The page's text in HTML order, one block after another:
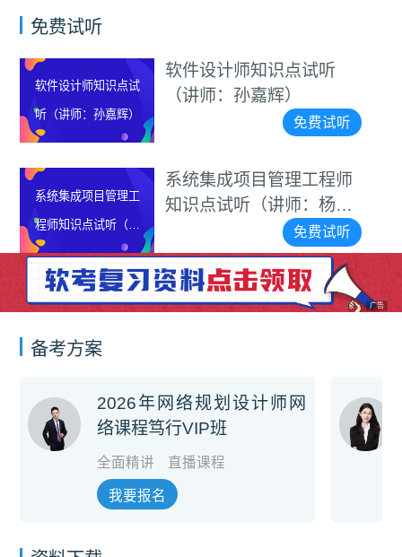
免费试听
软件设计师知识点试
听（讲师：孙嘉辉）
软件设计师知识点试听
（讲师：孙嘉辉）
免费试听
系统集成项目管理工
程师知识点试听（讲
师：杨家雄）
系统集成项目管理工程师
知识点试听（讲师：杨家
免费试听
广告
备考方案
2026年网络规划设计师网
络课程笃行VIP班
全面精讲 直播课程
我要报名